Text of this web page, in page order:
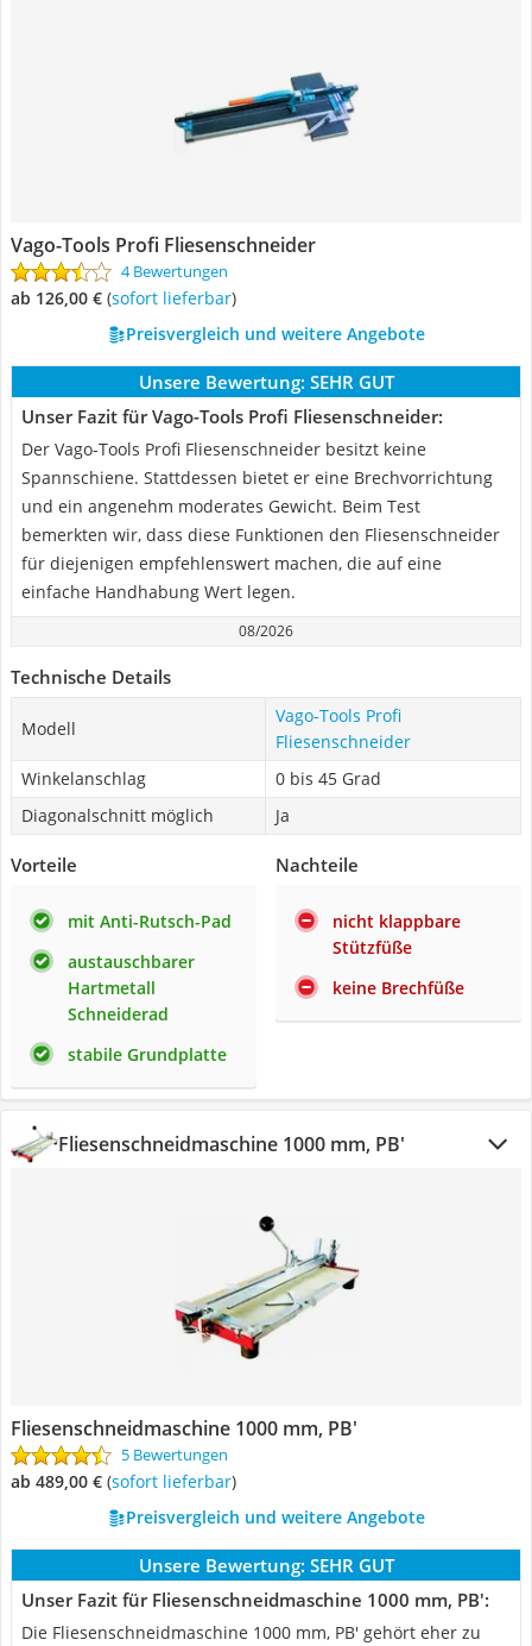
Vago-Tools Profi Fliesenschneider
4 Bewertungen
ab 126,00 € ( Sofort lieferbar)
Preisvergleich und weitere Angebote
Unsere Bewertung: SEHR GUT
Unser Fazit für Vago-Tools Profi Fliesenschneider:
Der Vago-Tools Profi Fliesenschneider besitzt keine
Spannschiene. Stattdessen bietet er eine Brechvorrichtung
und ein angenehm moderates Gewicht. Beim Test
bemerkten wir, dass diese Funktionen den Fliesenschneider
für diejenigen empfehlenswert machen, die auf eine
einfache Handhabung Wert legen.
08/2026
Technische Details
Modell
Vago-Tools Profi
Fliesenschneider
Winkelanschlag
0 bis 45 Grad
Diagonalschnitt möglich
Ja
Vorteile
mit Anti-Rutsch-Pad
austauschbarer
Hartmetall
Schneiderad
stabile Grundplatte
Nachteile
nicht klappbare
Stützfüße
keine Brechfüße
Fliesenschneidmaschine 1000 mm, PB'
Fliesenschneidmaschine 1000 mm, PB'
5 Bewertungen
ab 489,00 € ( Sofort lieferbar)
Preisvergleich und weitere Angebote
Unsere Bewertung: SEHR GUT
Unser Fazit für Fliesenschneidmaschine 1000 mm, PB':
Die Fliesenschneidmaschine 1000 mm, PB' gehört eher zu